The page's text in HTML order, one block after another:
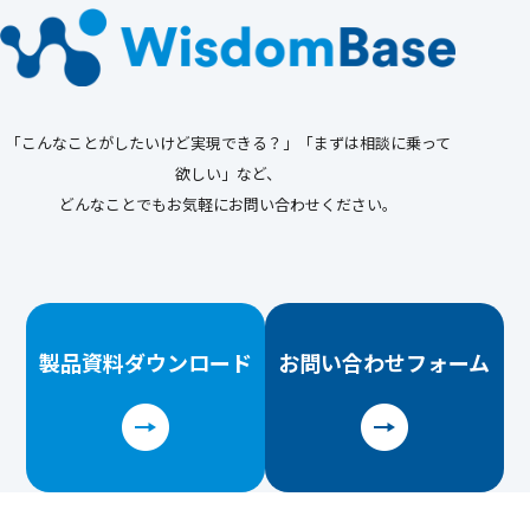
「こんなことがしたいけど実現できる？」「まずは相談に乗って
欲しい」など、
どんなことでもお気軽にお問い合わせください。
製品資料ダウンロード お問い合わせフォーム